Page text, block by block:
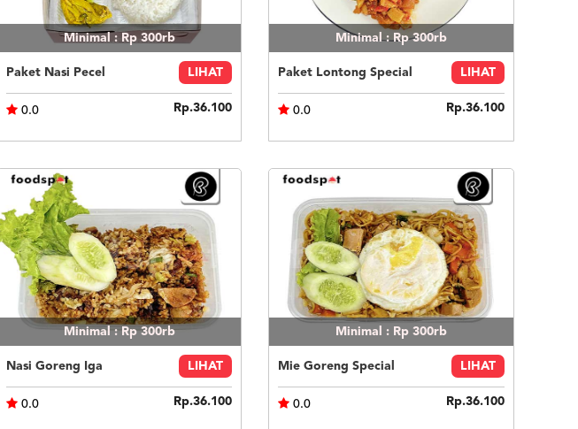
Minimal : Rp 300rb
Paket Nasi Pecel LIHAT
0.0 Rp.36.100
Minimal : Rp 300rb
Paket Lontong Special LIHAT
0.0 Rp.36.100
Minimal : Rp 300rb
Nasi Goreng Iga LIHAT
0.0 Rp.36.100
Minimal : Rp 300rb
Mie Goreng Special LIHAT
0.0 Rp.36.100